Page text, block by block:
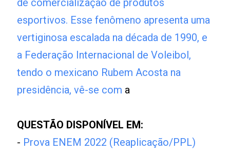
de comercialização de produtos
esportivos. Esse fenômeno apresenta uma
vertiginosa escalada na década de 1990, e
a Federação Internacional de Voleibol,
tendo o mexicano Rubem Acosta na
presidência, vê-se com a
QUESTÃO DISPONÍVEL EM:
- Prova ENEM 2022 (Reaplicação/PPL)